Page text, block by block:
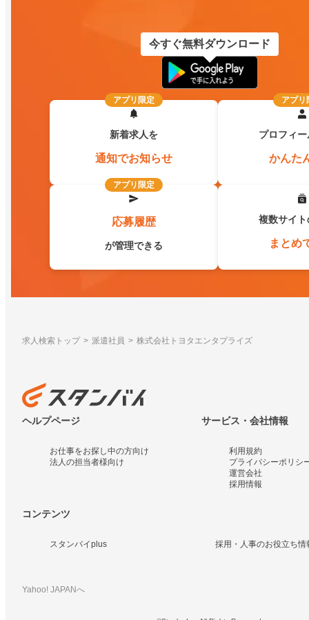
今すぐ無料ダウンロード
アプリ限定
新着求人を
通知でお知らせ
アプリ
プロフィ
かんた
アプリ限定
応募履歴
が管理できる
複数サイ
まとめ
求人検索トップ 派遣社員 株式会社トヨタエンタプライズ
ヘルプページ
お仕事をお探し中の方向け
法人の担当者様向け
サービス・会社情報
利用規約
プライバシーポリシ
運営会社
採用情報
コンテンツ
スタンバイplus 採用・人事のお役立ち情
Yahoo! JAPANへ